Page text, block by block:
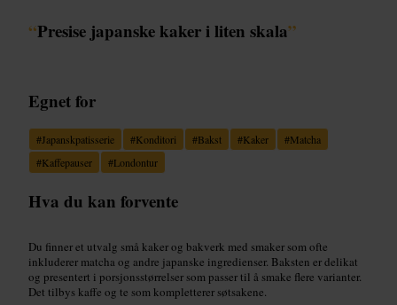
“Presise japanske kaker i liten skala”
Egnet for
#Japanskpatisserie #Konditori #Bakst #Kaker #Matcha
#Kaffepauser #Londontur
Hva du kan forvente
Du finner et utvalg små kaker og bakverk med smaker som ofte
inkluderer matcha og andre japanske ingredienser. Baksten er delikat
og presentert i porsjonsstørrelser som passer til å smake flere varianter.
Det tilbys kaffe og te som kompletterer søtsakene.